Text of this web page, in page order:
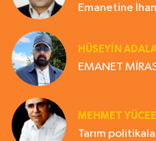
Emanetine
HÜSEYIN
EMANET
MEHMET
Tarım